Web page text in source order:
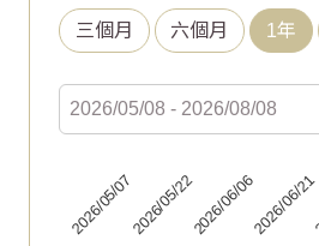
三個月 六個月 1年
Line chart with 91 data points.
2026/05/072026/05/222026/06/062026/06/21